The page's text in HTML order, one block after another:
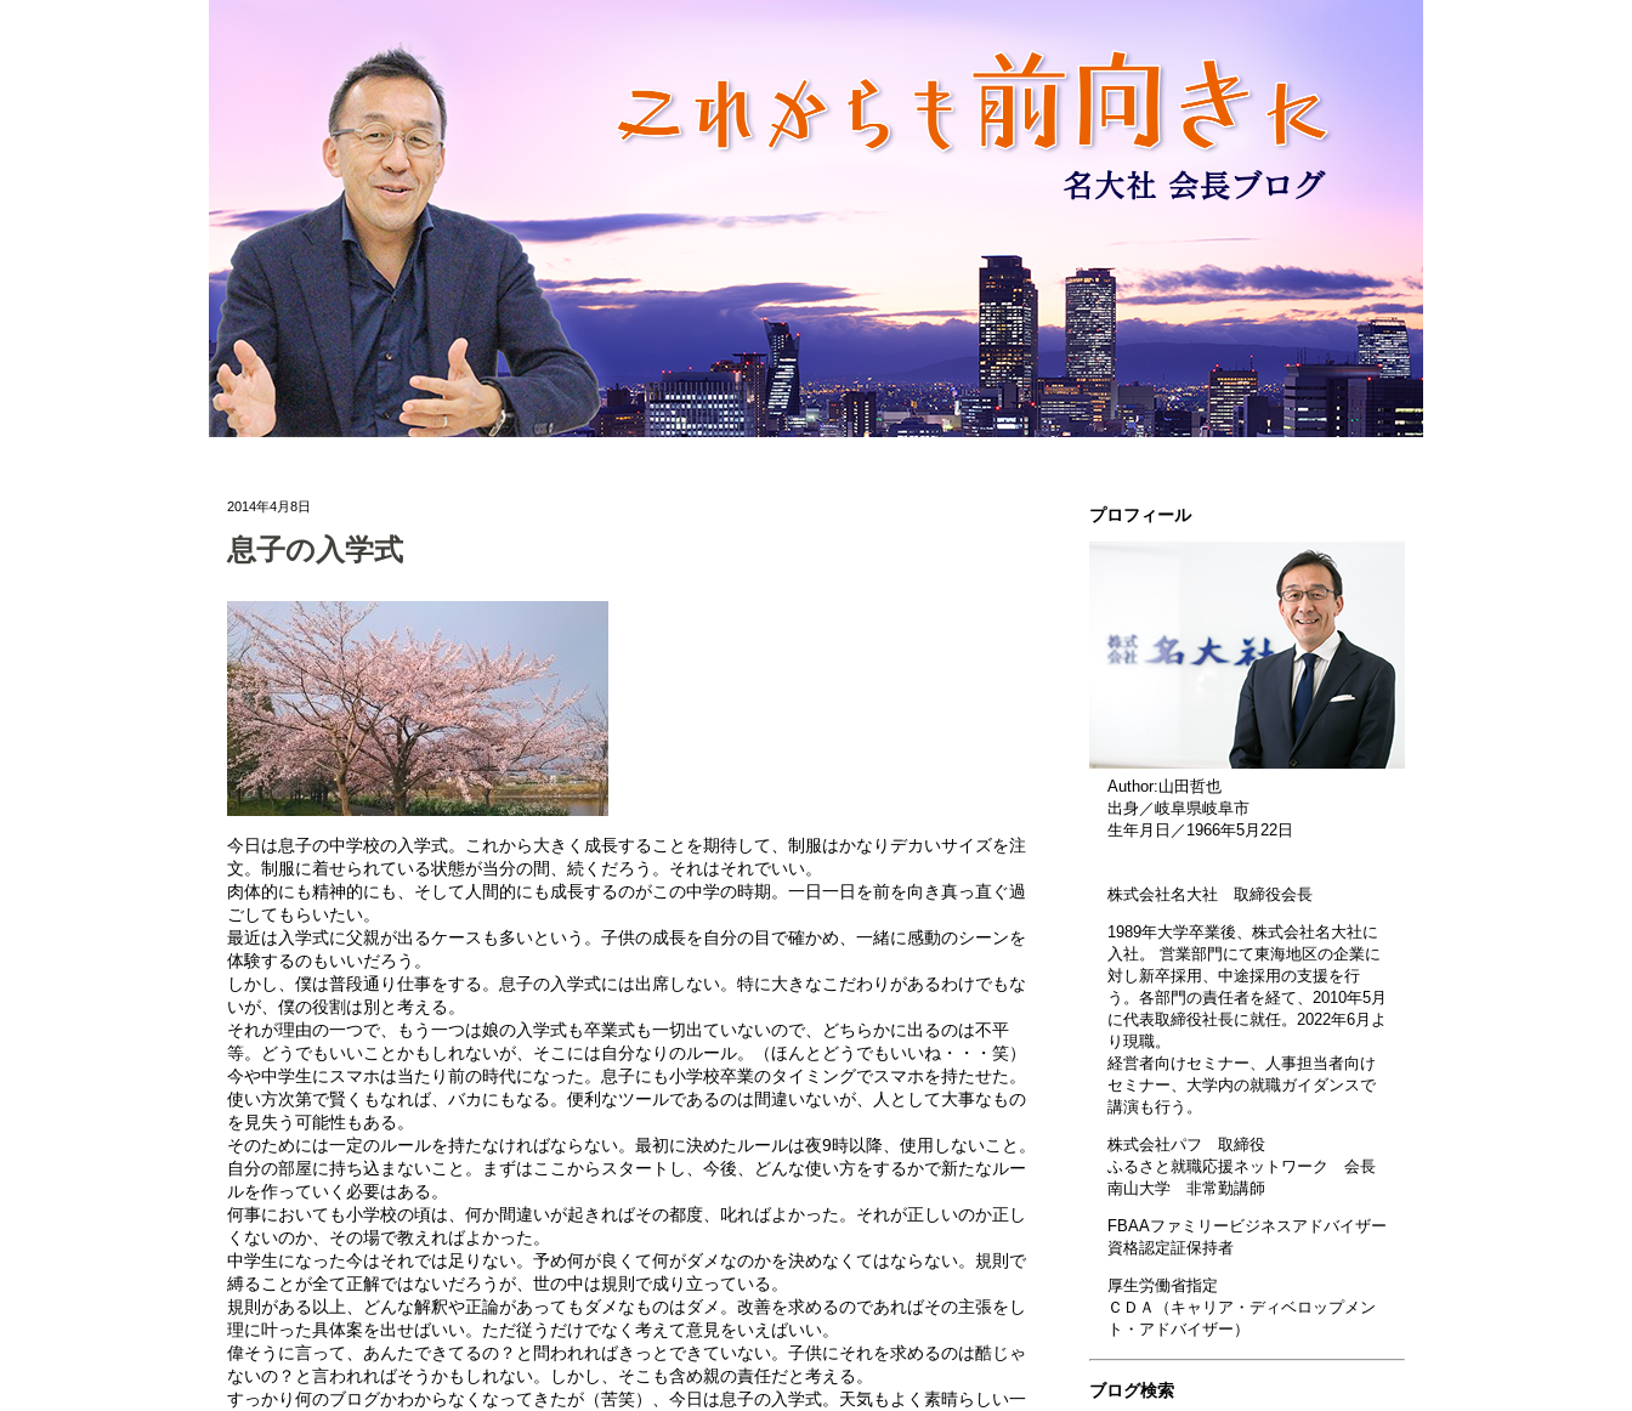
プロフィール
Author:山田哲也
出身／岐阜県岐阜市
生年月日／1966年5月22日
株式会社名大社 取締役会長
1989年大学卒業後、株式会社名大社に
入社。 営業部門にて東海地区の企業に
対し新卒採用、中途採用の支援を行
う。各部門の責任者を経て、2010年5月
に代表取締役社長に就任。2022年6月よ
り現職。
経営者向けセミナー、人事担当者向け
セミナー、大学内の就職ガイダンスで
講演も行う。
株式会社パフ 取締役
ふるさと就職応援ネットワーク 会長
南山大学 非常勤講師
FBAAファミリービジネスアドバイザー
資格認定証保持者
厚生労働省指定
ＣＤＡ（キャリア・ディベロップメン
ト・アドバイザー）
ブログ検索
2014年4月8日
息子の入学式
今日は息子の中学校の入学式。これから大きく成長することを期待して、制服はかなりデカいサイズを注
文。制服に着せられている状態が当分の間、続くだろう。それはそれでいい。
肉体的にも精神的にも、そして人間的にも成長するのがこの中学の時期。一日一日を前を向き真っ直ぐ過
ごしてもらいたい。
最近は入学式に父親が出るケースも多いという。子供の成長を自分の目で確かめ、一緒に感動のシーンを
体験するのもいいだろう。
しかし、僕は普段通り仕事をする。息子の入学式には出席しない。特に大きなこだわりがあるわけでもな
いが、僕の役割は別と考える。
それが理由の一つで、もう一つは娘の入学式も卒業式も一切出ていないので、どちらかに出るのは不平
等。どうでもいいことかもしれないが、そこには自分なりのルール。（ほんとどうでもいいね・・・笑）
今や中学生にスマホは当たり前の時代になった。息子にも小学校卒業のタイミングでスマホを持たせた。
使い方次第で賢くもなれば、バカにもなる。便利なツールであるのは間違いないが、人として大事なもの
を見失う可能性もある。
そのためには一定のルールを持たなければならない。最初に決めたルールは夜9時以降、使用しないこと。
自分の部屋に持ち込まないこと。まずはここからスタートし、今後、どんな使い方をするかで新たなルー
ルを作っていく必要はある。
何事においても小学校の頃は、何か間違いが起きればその都度、叱ればよかった。それが正しいのか正し
くないのか、その場で教えればよかった。
中学生になった今はそれでは足りない。予め何が良くて何がダメなのかを決めなくてはならない。規則で
縛ることが全て正解ではないだろうが、世の中は規則で成り立っている。
規則がある以上、どんな解釈や正論があってもダメなものはダメ。改善を求めるのであればその主張をし
理に叶った具体案を出せばいい。ただ従うだけでなく考えて意見をいえばいい。
偉そうに言って、あんたできてるの？と問われればきっとできていない。子供にそれを求めるのは酷じゃ
ないの？と言われればそうかもしれない。しかし、そこも含め親の責任だと考える。
すっかり何のブログかわからなくなってきたが（苦笑）、今日は息子の入学式。天気もよく素晴らしい一